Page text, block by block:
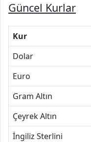
Güncel Kurlar
Kur
Dolar
Euro
Gram Altın
Çeyrek Altın
İngiliz Sterlini